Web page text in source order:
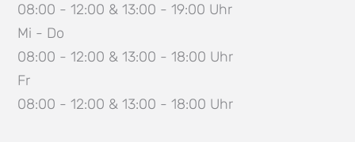
08:00 - 12:00 & 13:00 - 19:00 Uhr
Mi - Do
08:00 - 12:00 & 13:00 - 18:00 Uhr
Fr
08:00 - 12:00 & 13:00 - 18:00 Uhr